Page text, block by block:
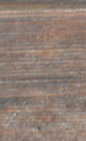
von
nur nach
ist. Die
zu den dort
MMS-
(Short
seitens der
zum Zweck der
der
des Appartements
User